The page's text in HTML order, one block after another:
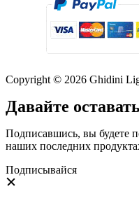
Copyright © 2026 Ghidini
Давайте
Подписавшись, вы будете
наших последних
Подписывайся